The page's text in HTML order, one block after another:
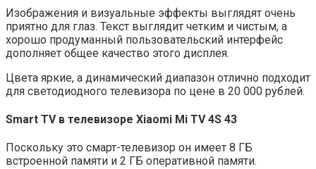
Изображения и визуальные эффекты выглядят очень
приятно для глаз. Текст выглядит четким и чистым, а
хорошо продуманный пользовательский интерфейс
дополняет общее качество этого дисплея.
Цвета яркие, а динамический диапазон отлично подходит
для светодиодного телевизора по цене в 20 000 рублей.
Smart TV в телевизоре Xiaomi Mi TV 4S 43
Поскольку это смарт-телевизор он имеет 8 ГБ
встроенной памяти и 2 ГБ оперативной памяти.